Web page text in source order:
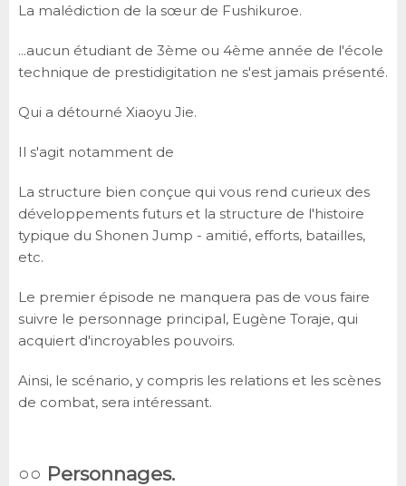
La malédiction de la sœur de Fushikuroe.
...aucun étudiant de 3ème ou 4ème année de l'école
technique de prestidigitation ne s'est jamais présenté.
Qui a détourné Xiaoyu Jie.
Il s'agit notamment de
La structure bien conçue qui vous rend curieux des
développements futurs et la structure de l'histoire
typique du Shonen Jump - amitié, efforts, batailles,
etc.
Le premier épisode ne manquera pas de vous faire
suivre le personnage principal, Eugène Toraje, qui
acquiert d'incroyables pouvoirs.
Ainsi, le scénario, y compris les relations et les scènes
de combat, sera intéressant.
○○ Personnages.